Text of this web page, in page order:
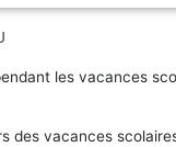
les vacances
des vacances